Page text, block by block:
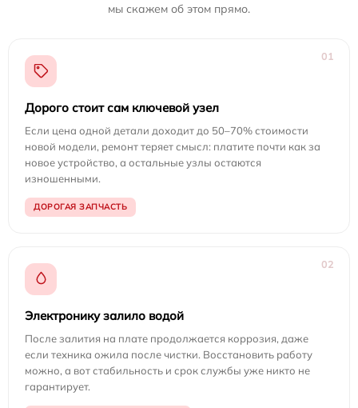
мы скажем об этом прямо.
01
Дорого стоит сам ключевой узел
Если цена одной детали доходит до 50–70% стоимости
новой модели, ремонт теряет смысл: платите почти как за
новое устройство, а остальные узлы остаются
изношенными.
ДОРОГАЯ ЗАПЧАСТЬ
02
Электронику залило водой
После залития на плате продолжается коррозия, даже
если техника ожила после чистки. Восстановить работу
можно, а вот стабильность и срок службы уже никто не
гарантирует.